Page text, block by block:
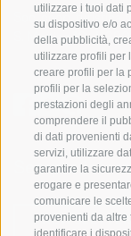
utilizzare i tuoi dati
su dispositivo e/o
della pubblicità,
utilizzare profili per
creare profili per la
profili per la
prestazioni degli
comprendere il
di dati provenienti
servizi, utilizzare
garantire la
erogare e
comunicare le
provenienti da altre
identificare i
Soc. coop. turistica
S. Martino 10a I-
Sempre
NEWSLETTER